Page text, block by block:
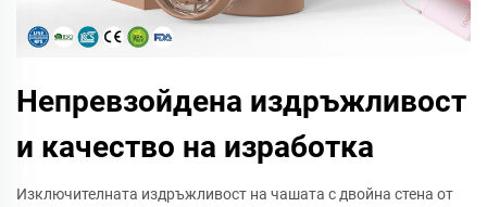
Непревзойдена издръжливост
и качество на изработка
Изключителната издръжливост на чашата с двойна стена от